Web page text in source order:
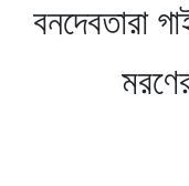
বনদেবতারা
মরণের